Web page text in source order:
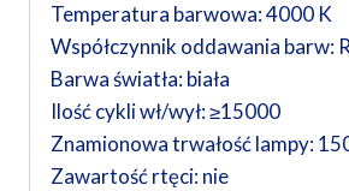
Temperatura barwowa: 4000 K
Współczynnik oddawania barw:
Barwa światła: biała
Ilość cykli wł/wył: ≥15000
Znamionowa trwałość lampy:
Zawartość rtęci: nie